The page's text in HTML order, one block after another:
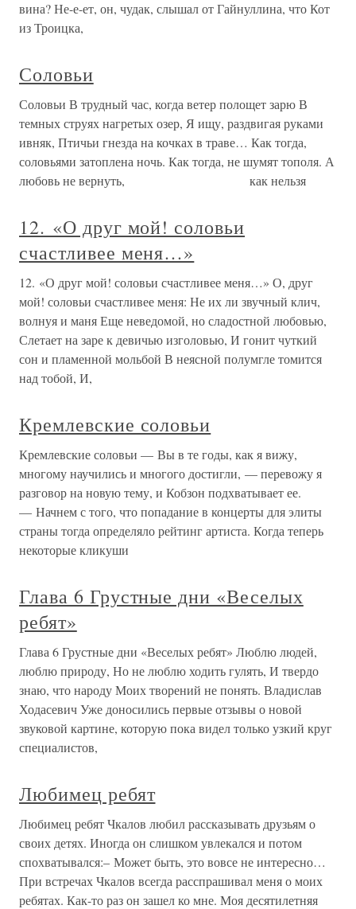
вина? Не-е-ет, он, чудак, слышал от Гайнуллина, что Кот
из Троицка,
Соловьи
Соловьи В трудный час, когда ветер полощет зарю В
темных струях нагретых озер, Я ищу, раздвигая руками
ивняк, Птичьи гнезда на кочках в траве… Как тогда,
соловьями затоплена ночь. Как тогда, не шумят тополя. А
любовь не вернуть, как нельзя
12. «О друг мой! соловьи
счастливее меня…»
12. «О друг мой! соловьи счастливее меня…» О, друг
мой! соловьи счастливее меня: Не их ли звучный клич,
волнуя и маня Еще неведомой, но сладостной любовью,
Слетает на заре к девичью изголовью, И гонит чуткий
сон и пламенной мольбой В неясной полумгле томится
над тобой, И,
Кремлевские соловьи
Кремлевские соловьи — Вы в те годы, как я вижу,
многому научились и многого достигли, — перевожу я
разговор на новую тему, и Кобзон подхватывает ее.
— Начнем с того, что попадание в концерты для элиты
страны тогда определяло рейтинг артиста. Когда теперь
некоторые кликуши
Глава 6 Грустные дни «Веселых
ребят»
Глава 6 Грустные дни «Веселых ребят» Люблю людей,
люблю природу, Но не люблю ходить гулять, И твердо
знаю, что народу Моих творений не понять. Владислав
Ходасевич Уже доносились первые отзывы о новой
звуковой картине, которую пока видел только узкий круг
специалистов,
Любимец ребят
Любимец ребят Чкалов любил рассказывать друзьям о
своих детях. Иногда он слишком увлекался и потом
спохватывался:– Может быть, это вовсе не интересно…
При встречах Чкалов всегда расспрашивал меня о моих
ребятах. Как-то раз он зашел ко мне. Моя десятилетняя